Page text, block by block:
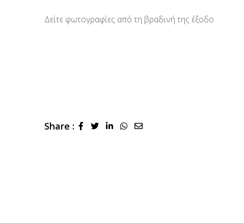
Δείτε φωτογραφίες από τη βραδινή της έξοδο
Share : LinkedInWhatsapp
Share